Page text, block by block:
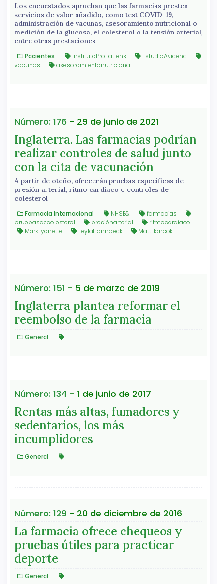
Los encuestados aprueban que las farmacias presten
servicios de valor añadido, como test COVID-19,
administración de vacunas, asesoramiento nutricional o
medición de la glucosa, el colesterol o la tensión arterial,
entre otras prestaciones
Pacientes InstitutoProPatiens
EstudioAvicena
vacunas
asesoramientonutricional
Número: 176 - 29 de junio de 2021
Inglaterra. Las farmacias podrían
realizar controles de salud junto
con la cita de vacunación
A partir de otoño, ofrecerán pruebas específicas de
presión arterial, ritmo cardíaco o controles de
colesterol
Farmacia Internacional NHSE&I
farmacias
pruebasdecolesterol
presiónarterial
ritmocardiaco
MarkLyonette
LeylaHannbeck MattHancok
Número: 151 - 5 de marzo de 2019
Inglaterra plantea reformar el
reembolso de la farmacia
General
Número: 134 - 1 de junio de 2017
Rentas más altas, fumadores y
sedentarios, los más
incumplidores
General
Número: 129 - 20 de diciembre de 2016
La farmacia ofrece chequeos y
pruebas útiles para practicar
deporte
General